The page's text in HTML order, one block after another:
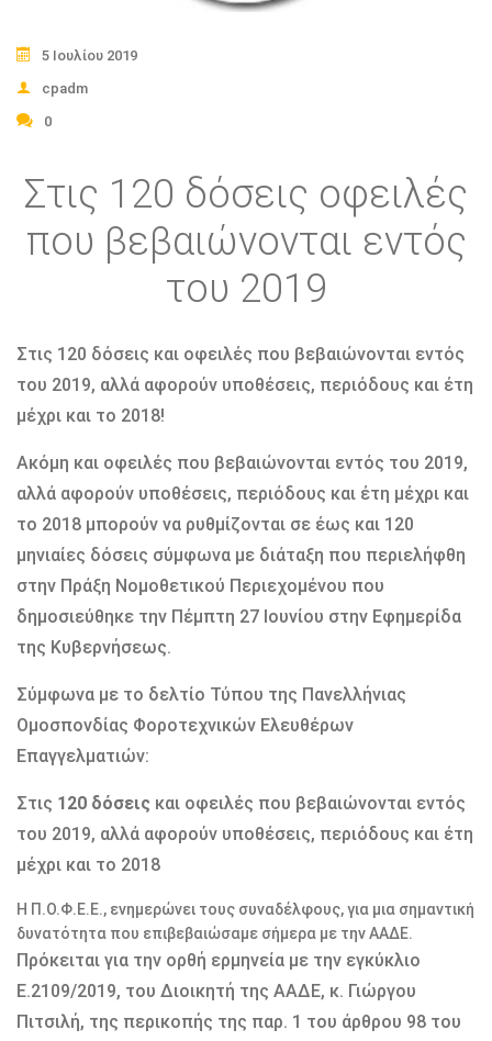
5 Ιουλίου 2019
cpadm
0
Στις 120 δόσεις οφειλές
που βεβαιώνονται εντός
του 2019
Στις 120 δόσεις και οφειλές που βεβαιώνονται εντός
του 2019, αλλά αφορούν υποθέσεις, περιόδους και έτη
μέχρι και το 2018!
Ακόμη και οφειλές που βεβαιώνονται εντός του 2019,
αλλά αφορούν υποθέσεις, περιόδους και έτη μέχρι και
το 2018 μπορούν να ρυθμίζονται σε έως και 120
μηνιαίες δόσεις σύμφωνα με διάταξη που περιελήφθη
στην Πράξη Νομοθετικού Περιεχομένου που
δημοσιεύθηκε την Πέμπτη 27 Ιουνίου στην Εφημερίδα
της Κυβερνήσεως.
Σύμφωνα με το δελτίο Τύπου της Πανελλήνιας
Ομοσπονδίας Φοροτεχνικών Ελευθέρων
Επαγγελματιών:
Στις 120 δόσεις και οφειλές που βεβαιώνονται εντός
του 2019, αλλά αφορούν υποθέσεις, περιόδους και έτη
μέχρι και το 2018
Η Π.Ο.Φ.Ε.Ε., ενημερώνει τους συναδέλφους, για μια σημαντική
δυνατότητα που επιβεβαιώσαμε σήμερα με την ΑΑΔΕ.
Πρόκειται για την ορθή ερμηνεία με την εγκύκλιο
Ε.2109/2019, του Διοικητή της ΑΑΔΕ, κ. Γιώργου
Πιτσιλή, της περικοπής της παρ. 1 του άρθρου 98 του